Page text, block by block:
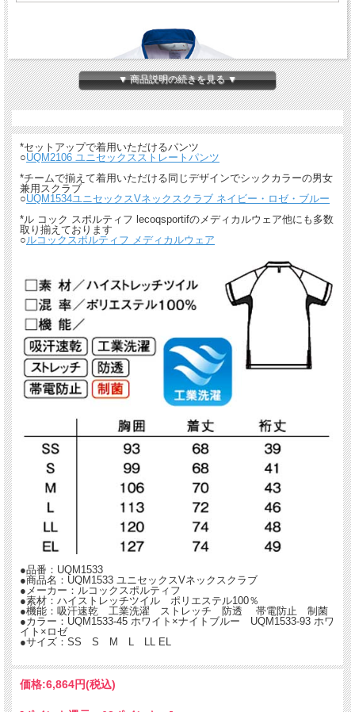
ルコックスポルティフらしさのあるスポーティーなスクラブ
▼ 商品説明の続きを見る ▼
*セットアップで着用いただけるパンツ
○UQM2106 ユニセックスストレートパンツ
*チームで揃えて着用いただける同じデザインでシックカラーの男女
兼用スクラブ
○UQM1534ユニセックスVネックスクラブ ネイビー・ロゼ・ブルー
*ル コック スポルティフ lecoqsportifのメディカルウェア他にも多数
取り揃えております
○ルコックスポルティフ メディカルウェア
●品番：UQM1533
●商品名：UQM1533 ユニセックスVネックスクラブ
●メーカー：ルコックスポルティフ
●素材：ハイストレッチツイル ポリエステル100％
●機能：吸汗速乾 工業洗濯 ストレッチ 防透 帯電防止 制菌
●カラー：UQM1533-45 ホワイト×ナイトブルー UQM1533-93 ホワ
イト×ロゼ
●サイズ：SS S M L LL EL
価格:6,864円(税込)